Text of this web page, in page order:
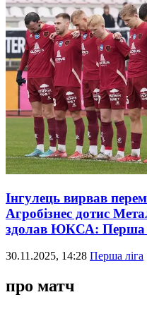
Інгулець вирвав
Агробізнес дотис
здолав ЮКСА: Перша
30.11.2025, 14:28 Перша ліга
про матч